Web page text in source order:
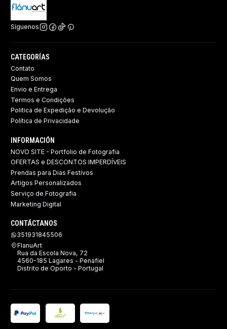
Síguenos
CATEGORÍAS
Contato
Quem Somos
Envio e Entrega
Termos e Condições
Politica de Expedição e Devolução ​
Política de Privacidade
INFORMACIÓN
NOVO SITE - Portfolio de Fotografia
OFERTAS e DESCONTOS IMPERDÍVEIS
Prendas para Dias Festivos
Artigos Personalizados
Serviço de Fotografia
Marketing Digital
CONTÁCTANOS
351931845506
FlanuArt
Rua da Escola Nova, 72
4560-185 Lagares - Penafiel
Distrito de Oporto - Portugal